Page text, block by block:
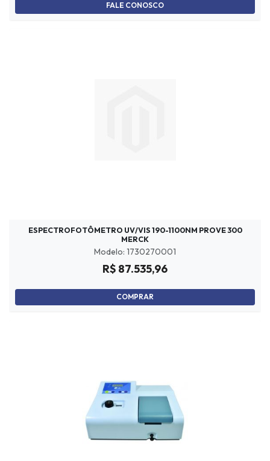
FALE CONOSCO
ESPECTROFOTÔMETRO UV/VIS 190-1100NM PROVE 300
MERCK
Modelo: 1730270001
R$ 87.535,96
COMPRAR